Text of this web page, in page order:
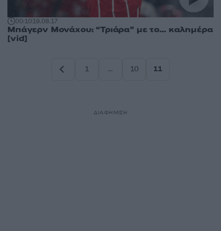
00:1019.08.17
Μπάγερν Μονάχου: “Τριάρα” με το… καλημέρα
[vid]
1
…
10
11
ΔΙΑΦΗΜΙΣΗ